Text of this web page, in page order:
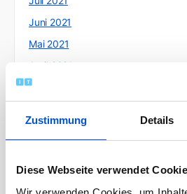
Zustimmung Details
Diese Webseite verwendet
Juni 2021
Mai 2021
April 2021
März 2021
November 2020